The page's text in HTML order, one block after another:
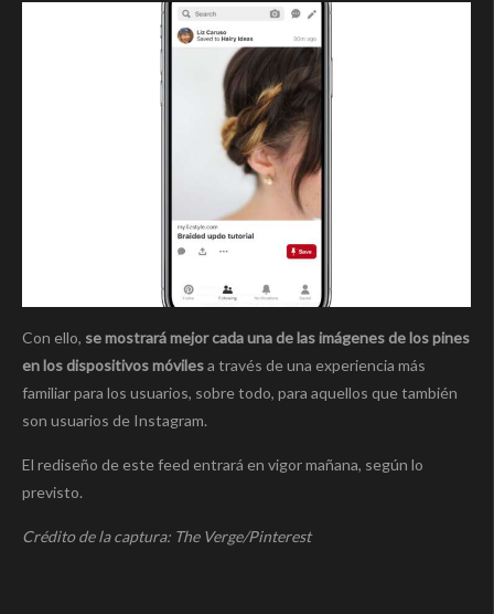
Con ello, se mostrará mejor cada una de las imágenes de los pines
en los dispositivos móvilesa través de una experiencia más
familiar para los usuarios, sobre todo, para aquellos que también
son usuarios de Instagram.
El rediseño de este feed entrará en vigor mañana, según lo
previsto.
Crédito de la captura: The Verge/Pinterest